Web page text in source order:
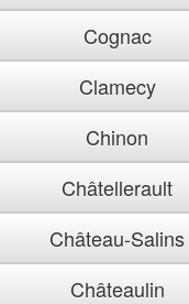
Cognac
Clamecy
Chinon
Châtellerault
Château-Salins
Châteaulin